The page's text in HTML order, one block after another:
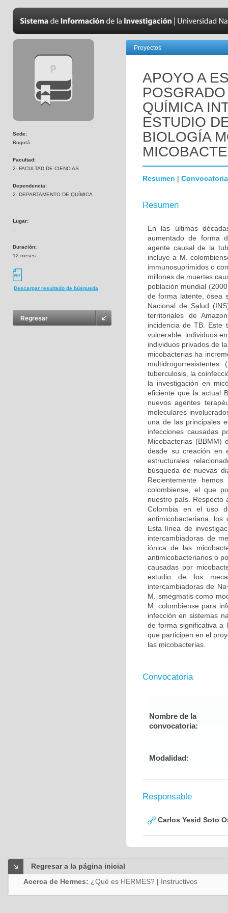
Sede:
Bogotá
Facultad:
2- FACULTAD DE CIENCIAS
Dependencia:
2- DEPARTAMENTO DE QUÍMICA
Lugar:
---
Duración:
12 meses
Descargar resultado de búsqueda
Regresar
Proyectos
APOYO A
QUÍMICA
ESTUDIO
BIOLOGÍA
Resumen | Convocatoria
Resumen
En las últimas
aumentado de forma
agente causal de la
incluye a M.
immunosuprimidos o
millones de muertes
población mundial
de forma latente, ósea
Nacional de Salud
territoriales de
incidencia de TB. Este
vulnerable: individuos
individuos privados de
micobacterias ha
tuberculosis, la
la investigación en
eficiente que la actual
nuevos agentes
moleculares
una de las principales
infecciones causadas
Micobacterias (BBMM)
desde su creación en
estructurales
búsqueda de nuevas
Recientemente
colombiense, el que
nuestro país. Respecto
Colombia en el uso
antimicobacteriana,
Esta línea de
intercambiadoras de
iónica de las
antimicobacterianos o
causadas por
estudio de los
intercambiadoras de
M. smegmatis como
M. colombiense para
infección en sistemas
de forma significativa a
que participen en el
las micobacterias.
Convocatoria
Nombre de la
convocatoria:
Modalidad:
Responsable
Carlos Yesid Soto
Regresar a la página inicial
Acerca de Hermes: ¿Qué es HERMES? | Instructivos